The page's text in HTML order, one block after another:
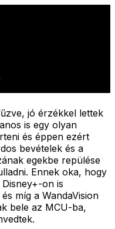
jó érzékkel lettek
is egy olyan
és éppen ezért
bevételek és a
egekbe repülése
Ennek oka, hogy
on is
míg a WandaVision
bele az MCU-ba,